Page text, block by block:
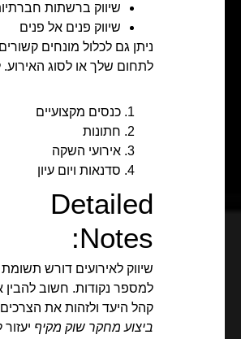
שיווק ברשתות
שיווק פנים אל פנים
ניתן גם לכלול מונחים קשורים
לתחום שלך או לסוג
כנסים מקצועיים
חתונות
אירועי השקה
סדנאות ויום עיון
Detailed
Notes:
שיווק לאירועים דורש
למספר נקודות. חשוב להבין
קהל היעד ולזהות את
ביצוע מחקר שוק מקיף